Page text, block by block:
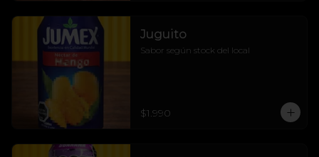
Juguito
Sabor según stock del local
$1.990